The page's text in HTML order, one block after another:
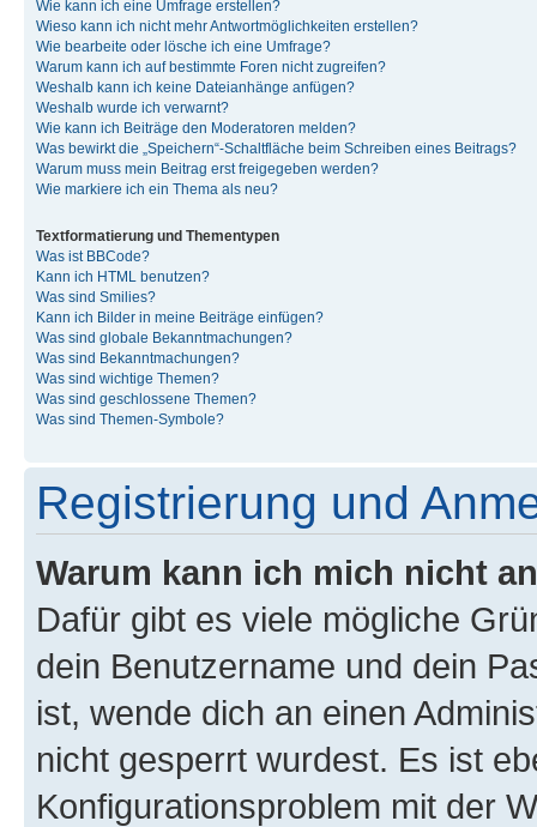
Wie kann ich eine Umfrage erstellen?
Wieso kann ich nicht mehr Antwortmöglichkeiten erstellen?
Wie bearbeite oder lösche ich eine Umfrage?
Warum kann ich auf bestimmte Foren nicht zugreifen?
Weshalb kann ich keine Dateianhänge anfügen?
Weshalb wurde ich verwarnt?
Wie kann ich Beiträge den Moderatoren melden?
Was bewirkt die „Speichern“-Schaltfläche beim Schreiben eines Beitrags?
Warum muss mein Beitrag erst freigegeben werden?
Wie markiere ich ein Thema als neu?
Textformatierung und Thementypen
Was ist BBCode?
Kann ich HTML benutzen?
Was sind Smilies?
Kann ich Bilder in meine Beiträge einfügen?
Was sind globale Bekanntmachungen?
Was sind Bekanntmachungen?
Was sind wichtige Themen?
Was sind geschlossene Themen?
Was sind Themen-Symbole?
Registrierung und
Warum kann ich mich nicht
Dafür gibt es viele mögliche
dein Benutzername und dein
ist, wende dich an einen
nicht gesperrt wurdest. Es ist
Konfigurationsproblem mit der